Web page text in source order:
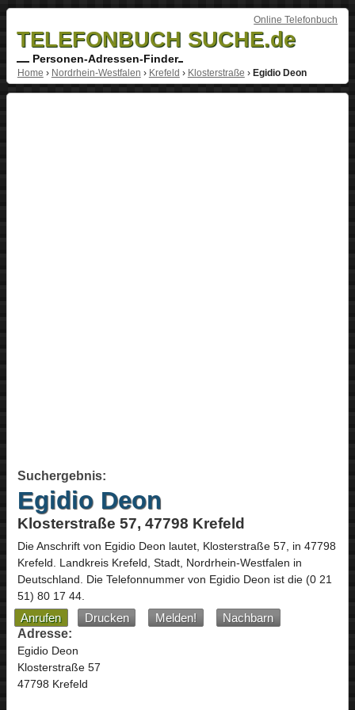
Online Telefonbuch
TELEFONBUCH SUCHE.de
Personen-Adressen-Finder
Home › Nordrhein-Westfalen › Krefeld › Klosterstraße › Egidio Deon
Suchergebnis:
Egidio Deon
Klosterstraße 57, 47798 Krefeld
Die Anschrift von Egidio Deon lautet, Klosterstraße 57, in 47798
Krefeld. Landkreis Krefeld, Stadt, Nordrhein-Westfalen in
Deutschland. Die Telefonnummer von Egidio Deon ist die (0 21
51) 80 17 44.
Anrufen Drucken Melden!
Nachbarn
Adresse:
Egidio Deon
Klosterstraße 57
47798 Krefeld